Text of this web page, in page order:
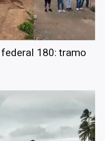
180: tramo